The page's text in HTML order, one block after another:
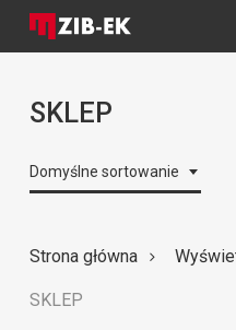
Skip
contentSKLEP
Domyślne sortowanie
Strona główna
SKLEP